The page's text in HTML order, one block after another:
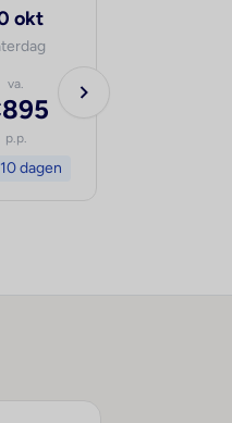
okt
va.
p.p.
dagen